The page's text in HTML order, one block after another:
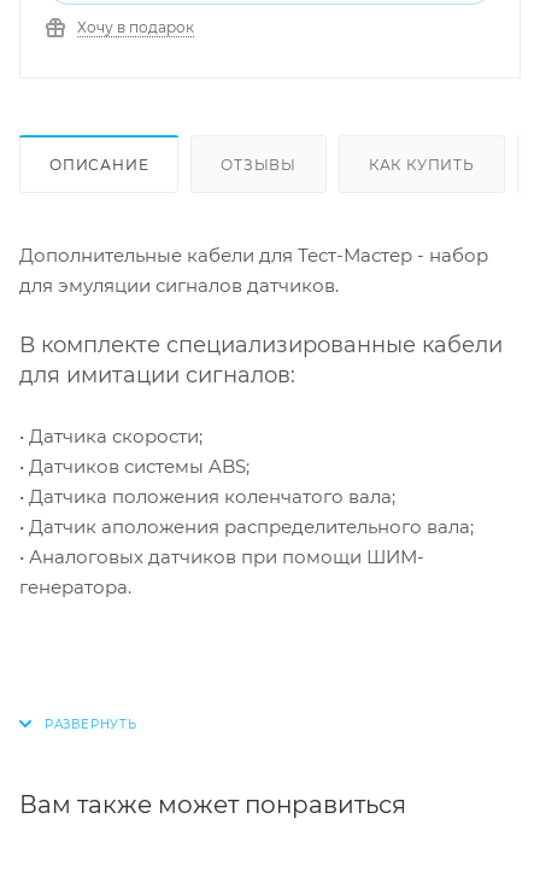
Хочу в подарок
ОПИСАНИЕ ОТЗЫВЫ КАК КУПИТЬ
Дополнительные кабели для Тест-Мастер - набор
для эмуляции сигналов датчиков.
В комплекте специализированные кабели
для имитации сигналов:
• Датчика скорости;
• Датчиков системы ABS;
• Датчика положения коленчатого вала;
• Датчик аположения распределительного вала;
• Аналоговых датчиков при помощи ШИМ-
генератора.
Вам также может понравиться